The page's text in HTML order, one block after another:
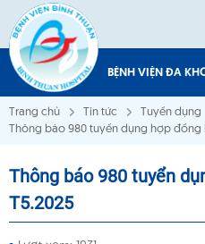
BỆNH VIỆN ĐA
Bệnh viện Đa
Trang chủ Tin tức
Tuyển dụng
Thông báo 980 tuyển dụng hợp đồng
Thông báo 980 tuyển
T5.2025